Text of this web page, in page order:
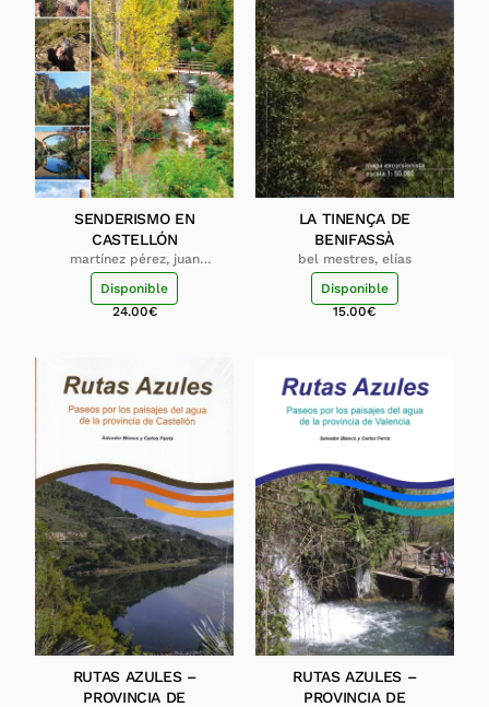
SENDERISMO EN
CASTELLÓN
martínez pérez, juan
pedro
Disponible
24.00€
LA TINENÇA DE
BENIFASSÀ
bel mestres, elías
Disponible
15.00€
RUTAS AZULES –
PROVINCIA DE
RUTAS AZULES –
PROVINCIA DE